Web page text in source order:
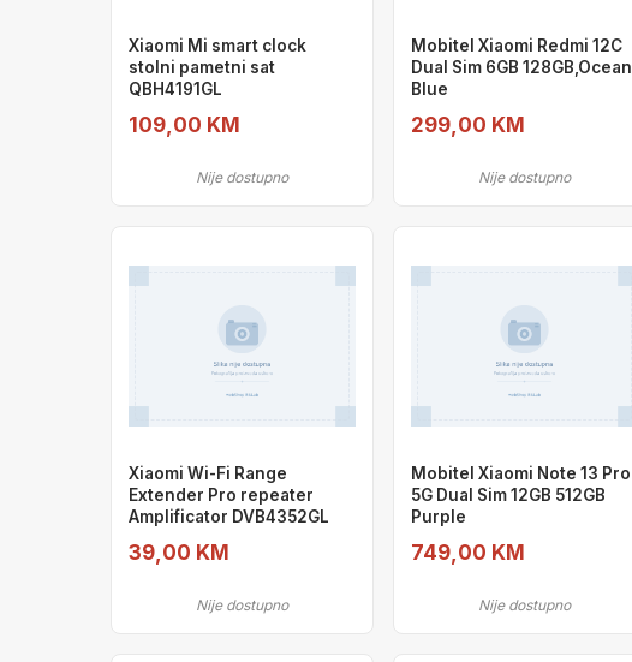
Xiaomi Mi smart clock
stolni pametni sat
QBH4191GL
109,00 KM
Nije dostupno
Mobitel Xiaomi Redmi 12C
Dual Sim 6GB 128GB,Ocean
Blue
299,00 KM
Nije dostupno
Xiaomi Wi-Fi Range
Extender Pro repeater
Amplificator DVB4352GL
39,00 KM
Nije dostupno
Mobitel Xiaomi Note 13 Pro
5G Dual Sim 12GB 512GB
Purple
749,00 KM
Nije dostupno